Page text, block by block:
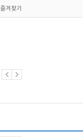
즐겨찾기